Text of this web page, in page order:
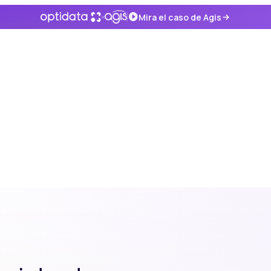
× Mira el caso de Agis